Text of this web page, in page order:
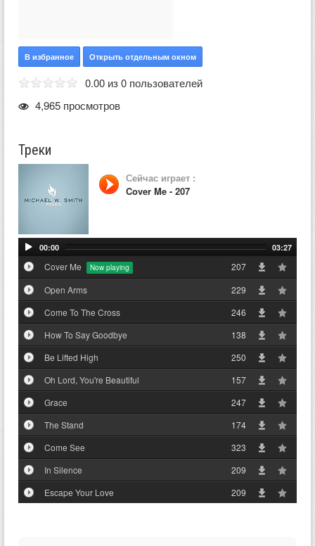
В избранное Открыть отдельным окном
0.00 из 0 пользователей
4,965 просмотров
Треки
Сейчас играет :
Cover Me - 207
00:00 03:27
Cover Me
207
Open Arms
229
Come To The Cross
246
How To Say Goodbye
138
Be Lifted High
250
Oh Lord, You're Beautiful
157
Grace
247
The Stand
174
Come See
323
In Silence
209
Escape Your Love
209